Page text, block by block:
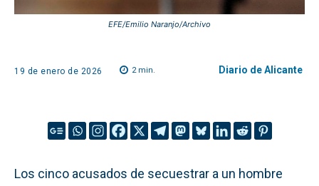
EFE/Emilio Naranjo/Archivo
19 de enero de 2026 2min. Diario de Alicante
Los cinco acusados de secuestrar a un hombre